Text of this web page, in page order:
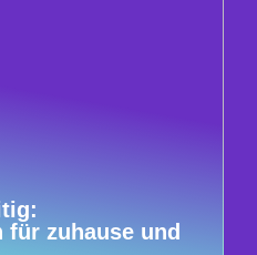
für zuhause und